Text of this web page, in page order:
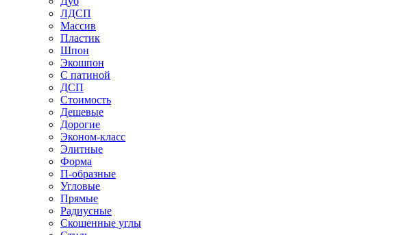
ЛДСП
Массив
Пластик
Шпон
Экошпон
С патиной
ДСП
Стоимость
Дешевые
Дорогие
Эконом-класс
Элитные
Форма
П-образные
Угловые
Прямые
Радиусные
Скошенные углы